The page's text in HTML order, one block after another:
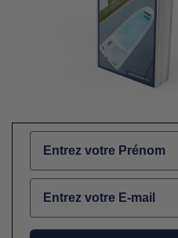
Name
Email